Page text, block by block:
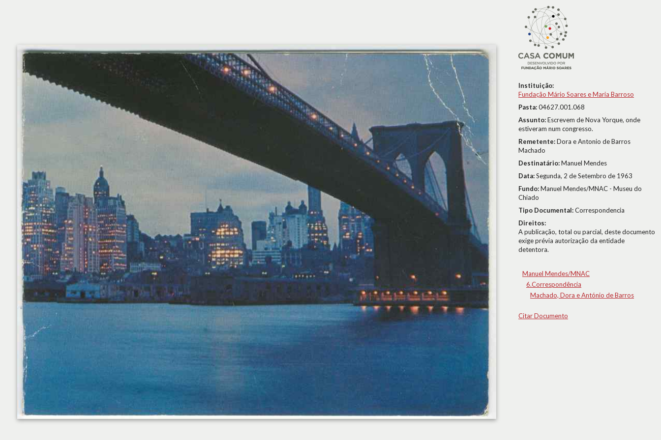
Instituição:
Fundação Mário Soares e Maria Barroso
Pasta:04627.001.068
Assunto:Escrevem de Nova Yorque, onde
estiveram num congresso.
Remetente:Dora e Antonio de Barros
Machado
Destinatário:Manuel Mendes
Data:Segunda, 2 de Setembro de 1963
Fundo:Manuel Mendes/MNAC - Museu do
Chiado
Tipo Documental:Correspondencia
Direitos:
A publicação, total ou parcial, deste documento
exige prévia autorização da entidade
detentora.
Manuel Mendes/MNAC
6.Correspondência
Machado, Dora e António de Barros
Citar Documento